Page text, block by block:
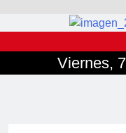
Viernes,